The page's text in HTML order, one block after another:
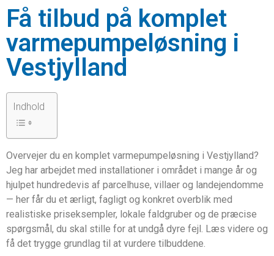
Få tilbud på komplet
varmepumpeløsning i
Vestjylland
Indhold
Overvejer du en komplet varmepumpeløsning i Vestjylland?
Jeg har arbejdet med installationer i området i mange år og
hjulpet hundredevis af parcelhuse, villaer og landejendomme
— her får du et ærligt, fagligt og konkret overblik med
realistiske priseksempler, lokale faldgruber og de præcise
spørgsmål, du skal stille for at undgå dyre fejl. Læs videre og
få det trygge grundlag til at vurdere tilbuddene.